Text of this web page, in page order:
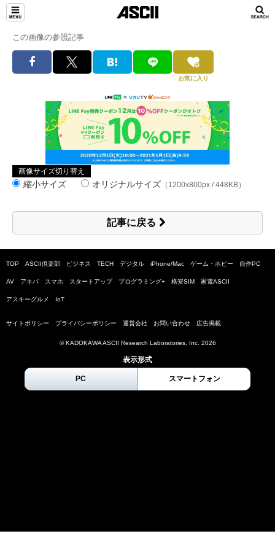
この画像の参照記事
お気に入り
画像サイズ切り替え
縮小サイズ オリジナルサイズ （1200x800px / 448KB）
記事に戻る
TOP ASCII倶楽部 ビジネス TECH デジタル iPhone/Mac ゲーム・ホビー 自作PC
AV アキバ スマホ スタートアップ プログラミング+ 格安SIM 家電ASCII
アスキーグルメ IoT
サイトポリシー プライバシーポリシー 運営会社 お問い合わせ 広告掲載
© KADOKAWA ASCII Research Laboratories, Inc. 2026
表示形式
PC スマートフォン